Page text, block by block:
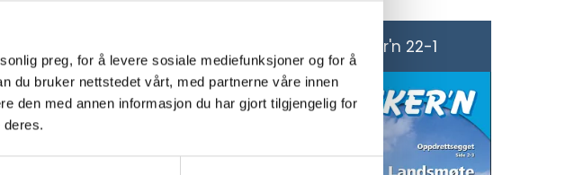
preg, for å levere sosiale mediefunksjoner og for å
du bruker nettstedet vårt, med partnerne våre innen
den med annen informasjon du har gjort tilgjengelig for
Småfisker'n 22-1